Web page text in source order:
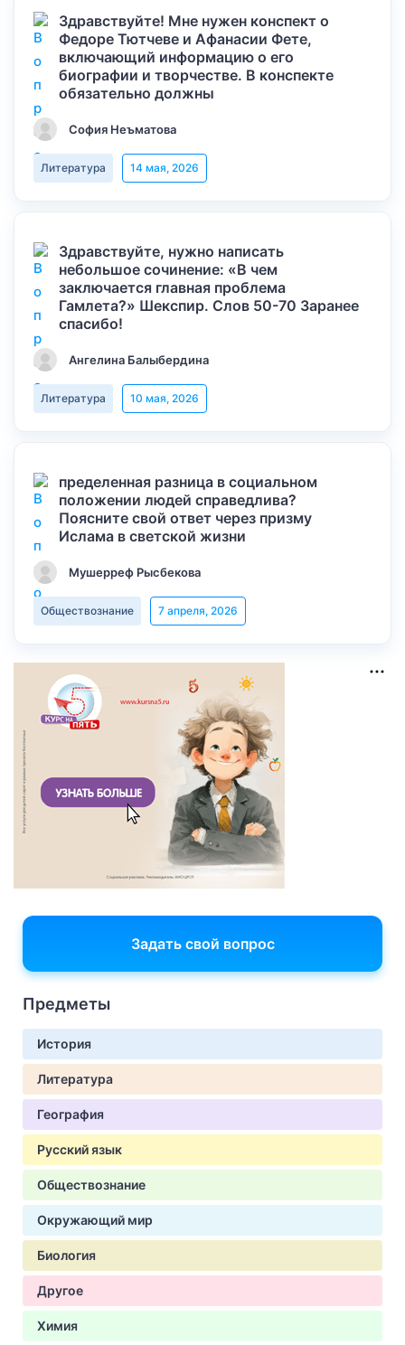
Здравствуйте! Мне нужен конспект о
Федоре Тютчеве и Афанасии Фете,
включающий информацию о его
биографии и творчестве. В конспекте
обязательно должны
София Неъматова
Литература 14 мая, 2026
Здравствуйте, нужно написать
небольшое сочинение: «В чем
заключается главная проблема
Гамлета?» Шекспир. Слов 50-70 Заранее
спасибо!
Ангелина Балыбердина
Литература 10 мая, 2026
пределенная разница в социальном
положении людей справедлива?
Поясните свой ответ через призму
Ислама в светской жизни
Мушерреф Рысбекова
Обществознание 7 апреля, 2026
Задать свой вопрос
Предметы
История
Литература
География
Русский язык
Обществознание
Окружающий мир
Биология
Другое
Химия